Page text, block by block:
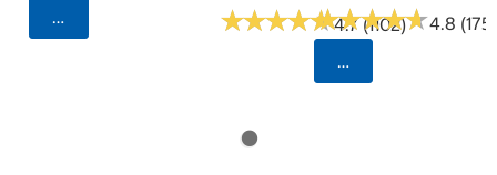
Seleccionar Código Postal
★★★★★
★★★★★4.7 (1102)
★★★★★
★★★★★4.8 (175)
Seleccionar